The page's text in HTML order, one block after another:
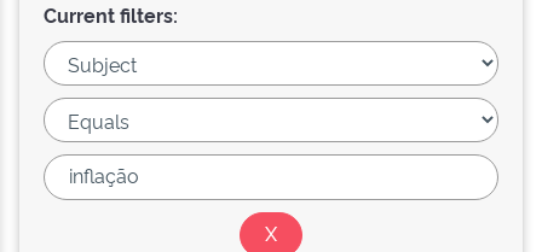
Current filters: